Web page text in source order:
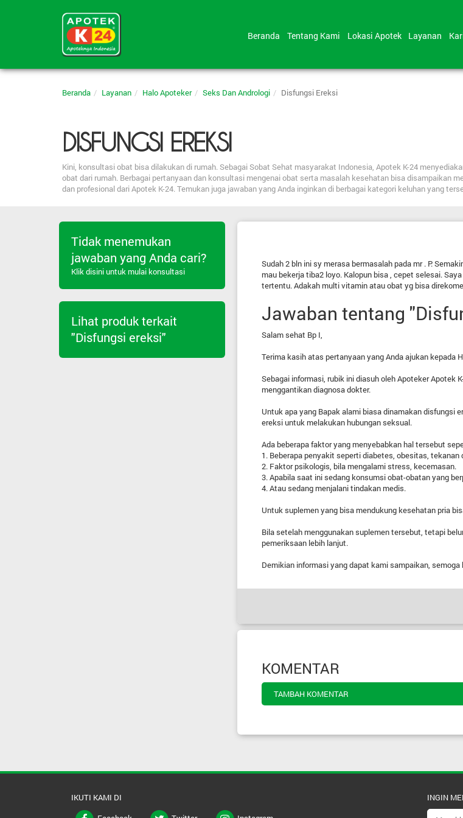
Beranda Tentang Kami Lokasi Apotek Layanan
Beranda Layanan Halo Apoteker Seks Dan Andrologi Disfungsi Ereksi
DISFUNGSI EREKSI
Kini, konsultasi obat bisa dilakukan di rumah. Sebagai Sobat Sehat masyarakat Indonesia, Apotek K-24
obat dari rumah. Berbagai pertanyaan dan konsultasi mengenai obat serta masalah kesehatan bisa disampaikan
dan profesional dari Apotek K-24. Temukan juga jawaban yang Anda inginkan di berbagai kategori keluhan yang
Sudah 2 bln ini sy merasa bermasalah pada mr . P.
mau bekerja tiba2 loyo. Kalopun bisa , cepet selesai.
tertentu. Adakah multi vitamin atau obat yg bisa
Jawaban tentang
Salam sehat Bp I,
Terima kasih atas pertanyaan yang Anda ajukan kepada
Sebagai informasi, rubik ini diasuh oleh Apoteker Apotek
menggantikan diagnosa dokter.
Untuk apa yang Bapak alami biasa dinamakan
ereksi untuk melakukan hubungan seksual.
Ada beberapa faktor yang menyebabkan hal tersebut
1. Beberapa penyakit seperti diabetes, obesitas, tekanan
2. Faktor psikologis, bila mengalami stress, kecemasan.
3. Apabila saat ini sedang konsumsi obat-obatan yang
4. Atau sedang menjalani tindakan medis.
Untuk suplemen yang bisa mendukung kesehatan pria
Bila setelah menggunakan suplemen tersebut, tetapi
pemeriksaan lebih lanjut.
Demikian informasi yang dapat kami sampaikan, semoga
KOMENTAR
TAMBAH KOMENTAR
Tidak menemukan
jawaban yang Anda cari?
Klik disini untuk mulai konsultasi
Lihat produk terkait
"Disfungsi ereksi"
IKUTI KAMI DI
INGIN